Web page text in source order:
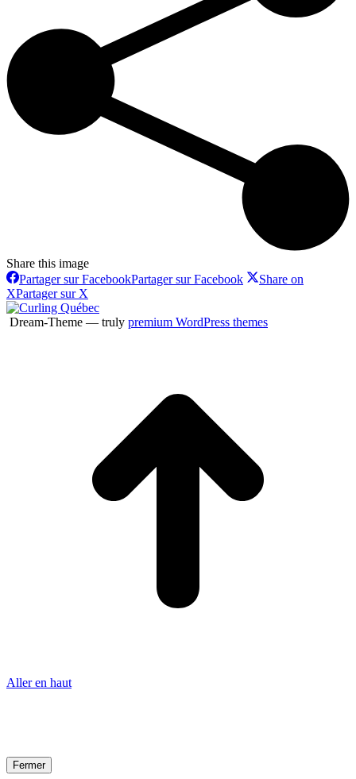
Share this image
Partager sur FacebookPartager sur Facebook
Share on
XPartager sur X
Dream-Theme — truly premium WordPress themes
Aller en haut
Fermer